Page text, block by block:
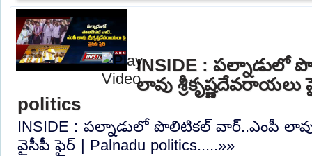
INSIDE : పల్నాడులో
లావు
politics
INSIDE : పల్నాడులో పొలిటికల్ వార్..ఎంపీ లావు
వైసీపీ ఫైర్ | Palnadu politics.....»»